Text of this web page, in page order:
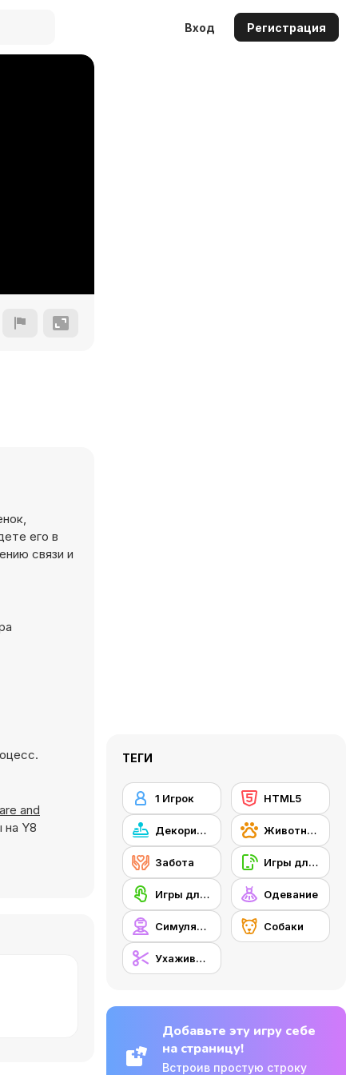
Вход Регистрация
его в
связи и
and
на Y8
ТЕГИ
1 Игрок HTML5
Декорирование Животные
Забота Игры для мобильных телефонов
Игры для сенсорного экрана Одевание
Симуляторы Собаки
Ухаживание
Добавьте эту игру себе
на страницу!
Встроив простую строку